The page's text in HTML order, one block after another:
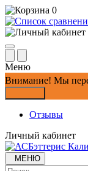
0
Меню
Внимание! Мы
Отзывы
Личный кабинет
МЕНЮ